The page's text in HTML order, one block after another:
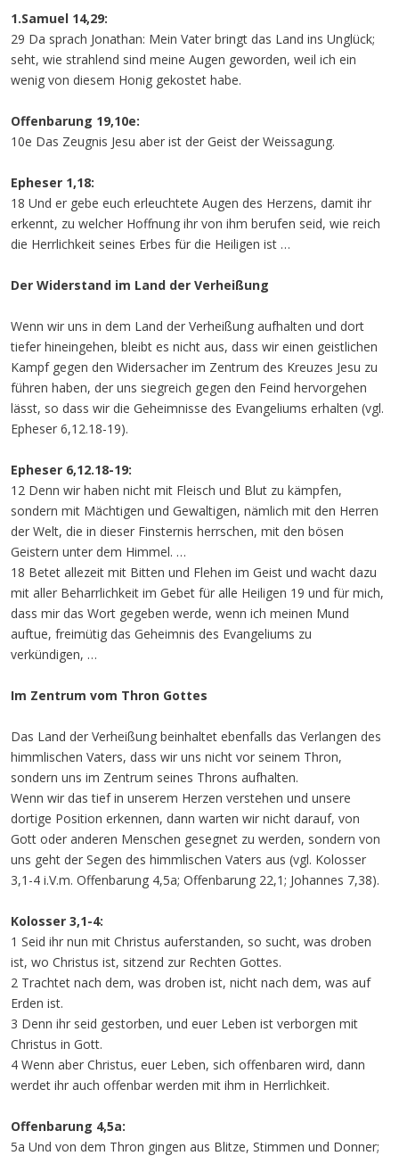
1.Samuel 14,29:
29 Da sprach Jonathan: Mein Vater bringt das Land ins Unglück;
seht, wie strahlend sind meine Augen geworden, weil ich ein
wenig von diesem Honig gekostet habe.
Offenbarung 19,10e:
10e Das Zeugnis Jesu aber ist der Geist der Weissagung.
Epheser 1,18:
18 Und er gebe euch erleuchtete Augen des Herzens, damit ihr
erkennt, zu welcher Hoffnung ihr von ihm berufen seid, wie reich
die Herrlichkeit seines Erbes für die Heiligen ist …
Der Widerstand im Land der Verheißung
Wenn wir uns in dem Land der Verheißung aufhalten und dort
tiefer hineingehen, bleibt es nicht aus, dass wir einen geistlichen
Kampf gegen den Widersacher im Zentrum des Kreuzes Jesu zu
führen haben, der uns siegreich gegen den Feind hervorgehen
lässt, so dass wir die Geheimnisse des Evangeliums erhalten (vgl.
Epheser 6,12.18-19).
Epheser 6,12.18-19:
12 Denn wir haben nicht mit Fleisch und Blut zu kämpfen,
sondern mit Mächtigen und Gewaltigen, nämlich mit den Herren
der Welt, die in dieser Finsternis herrschen, mit den bösen
Geistern unter dem Himmel. …
18 Betet allezeit mit Bitten und Flehen im Geist und wacht dazu
mit aller Beharrlichkeit im Gebet für alle Heiligen 19 und für mich,
dass mir das Wort gegeben werde, wenn ich meinen Mund
auftue, freimütig das Geheimnis des Evangeliums zu
verkündigen, …
Im Zentrum vom Thron Gottes
Das Land der Verheißung beinhaltet ebenfalls das Verlangen des
himmlischen Vaters, dass wir uns nicht vor seinem Thron,
sondern uns im Zentrum seines Throns aufhalten.
Wenn wir das tief in unserem Herzen verstehen und unsere
dortige Position erkennen, dann warten wir nicht darauf, von
Gott oder anderen Menschen gesegnet zu werden, sondern von
uns geht der Segen des himmlischen Vaters aus (vgl. Kolosser
3,1-4 i.V.m. Offenbarung 4,5a; Offenbarung 22,1; Johannes 7,38).
Kolosser 3,1-4:
1 Seid ihr nun mit Christus auferstanden, so sucht, was droben
ist, wo Christus ist, sitzend zur Rechten Gottes.
2 Trachtet nach dem, was droben ist, nicht nach dem, was auf
Erden ist.
3 Denn ihr seid gestorben, und euer Leben ist verborgen mit
Christus in Gott.
4 Wenn aber Christus, euer Leben, sich offenbaren wird, dann
werdet ihr auch offenbar werden mit ihm in Herrlichkeit.
Offenbarung 4,5a:
5a Und von dem Thron gingen aus Blitze, Stimmen und Donner;